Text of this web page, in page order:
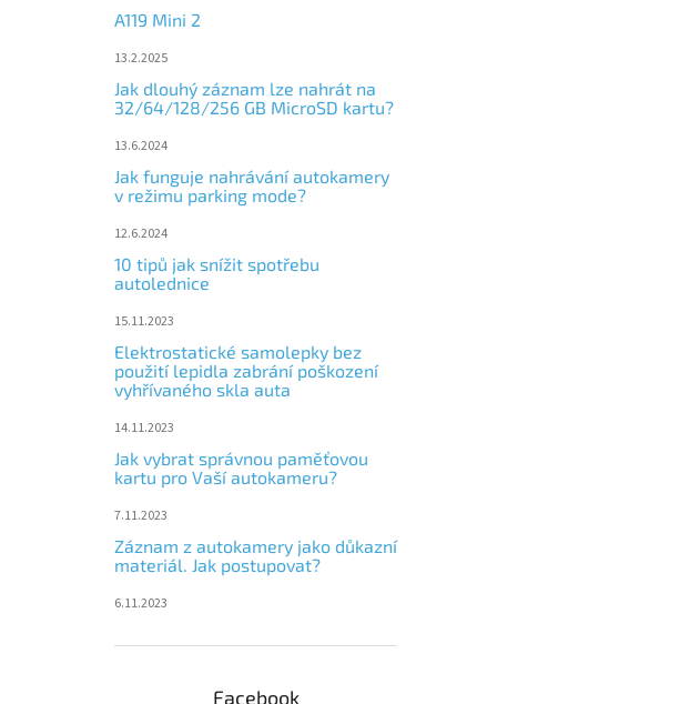
A119 Mini 2
13.2.2025
Jak dlouhý záznam lze nahrát na
32/64/128/256 GB MicroSD kartu?
13.6.2024
Jak funguje nahrávání autokamery
v režimu parking mode?
12.6.2024
10 tipů jak snížit spotřebu
autolednice
15.11.2023
Elektrostatické samolepky bez
použití lepidla zabrání poškození
vyhřívaného skla auta
14.11.2023
Jak vybrat správnou paměťovou
kartu pro Vaší autokameru?
7.11.2023
Záznam z autokamery jako důkazní
materiál. Jak postupovat?
6.11.2023
Facebook